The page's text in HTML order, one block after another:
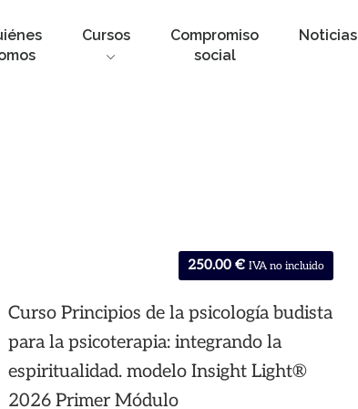
Cursos
Compromiso
social
Noticias
250.00 € IVA no incluido
Curso Principios de la psicología budista
para la psicoterapia: integrando la
espiritualidad. modelo Insight Light®
2026 Primer Módulo